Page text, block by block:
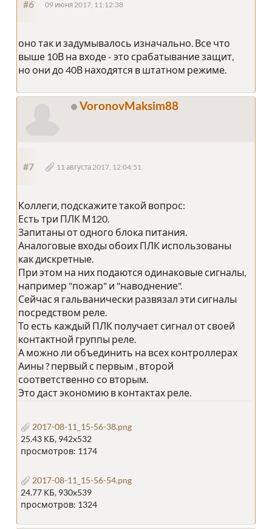
#6 09 июня 2017, 11:12:38
оно так и задумывалось изначально. Все что
выше 10В на входе - это срабатывание защит,
но они до 40В находятся в штатном режиме.
VoronovMaksim88
#7 11 августа 2017, 12:04:51
Коллеги, подскажите такой вопрос:
Есть три ПЛК М120.
Запитаны от одного блока питания.
Аналоговые входы обоих ПЛК использованы
как дискретные.
При этом на них подаются одинаковые сигналы,
например "пожар" и "наводнение".
Сейчас я гальванически развязал эти сигналы
посредством реле.
То есть каждый ПЛК получает сигнал от своей
контактной группы реле.
А можно ли объединить на всех контроллерах
Аины ? первый с первым , второй
соответственно со вторым.
Это даст экономию в контактах реле.
2017-08-11_15-56-38.png
25.43 КБ, 942x532
просмотров: 1174
2017-08-11_15-56-54.png
24.77 КБ, 930x539
просмотров: 1324